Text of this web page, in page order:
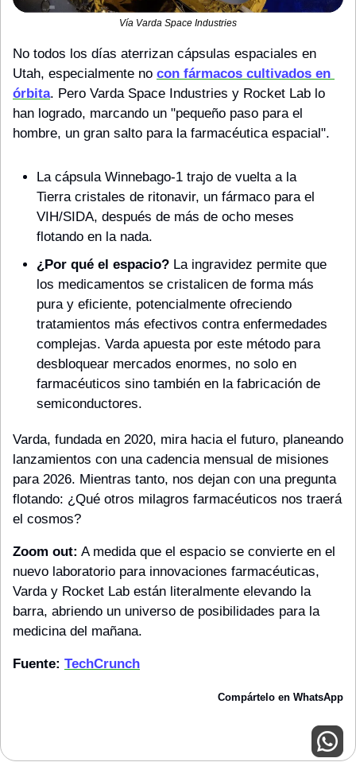
Vía Varda Space Industries
No todos los días aterrizan cápsulas espaciales en
Utah, especialmente no con fármacos cultivados en
órbita. Pero Varda Space Industries y Rocket Lab lo
han logrado, marcando un "pequeño paso para el
hombre, un gran salto para la farmacéutica espacial".
La cápsula Winnebago-1 trajo de vuelta a la
Tierra cristales de ritonavir, un fármaco para el
VIH/SIDA, después de más de ocho meses
flotando en la nada.
¿Por qué el espacio? La ingravidez permite que
los medicamentos se cristalicen de forma más
pura y eficiente, potencialmente ofreciendo
tratamientos más efectivos contra enfermedades
complejas. Varda apuesta por este método para
desbloquear mercados enormes, no solo en
farmacéuticos sino también en la fabricación de
semiconductores.
Varda, fundada en 2020, mira hacia el futuro, planeando
lanzamientos con una cadencia mensual de misiones
para 2026. Mientras tanto, nos dejan con una pregunta
flotando: ¿Qué otros milagros farmacéuticos nos traerá
el cosmos?
Zoom out: A medida que el espacio se convierte en el
nuevo laboratorio para innovaciones farmacéuticas,
Varda y Rocket Lab están literalmente elevando la
barra, abriendo un universo de posibilidades para la
medicina del mañana.
Fuente: TechCrunch
Compártelo en WhatsApp